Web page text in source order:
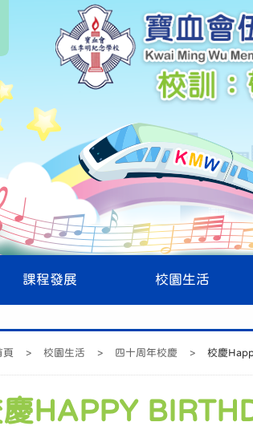
課程發展 校園生活
頁 > 校園生活 > 四十周年校慶 > 校慶
HAPPY